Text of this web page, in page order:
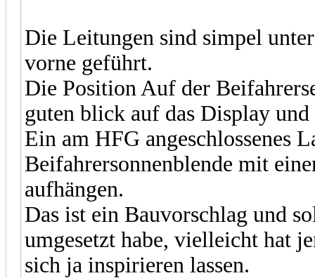
Die Leitungen sind simpel
vorne geführt.
Die Position Auf der
guten blick auf das Display
Ein am HFG angeschlossenes
Beifahrersonnenblende mit
aufhängen.
Das ist ein Bauvorschlag und
umgesetzt habe, vielleicht hat
sich ja inspirieren lassen.